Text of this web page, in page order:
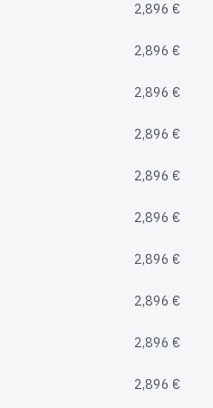
2,896 €
2,896 €
2,896 €
2,896 €
2,896 €
2,896 €
2,896 €
2,896 €
2,896 €
2,896 €